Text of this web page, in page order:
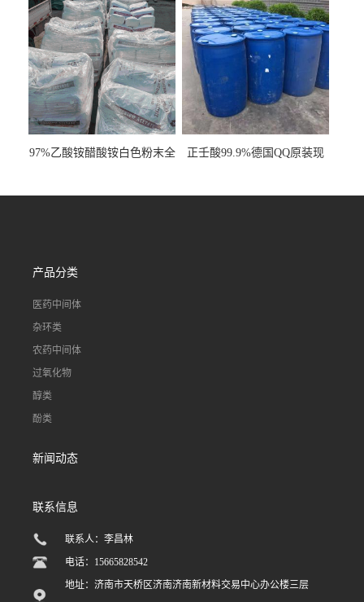
97%乙酸铵醋酸铵白色粉末全
正壬酸99.9%德国QQ原装现
产品分类
医药中间体
杂环类
农药中间体
过氧化物
醇类
酚类
新闻动态
联系信息
联系人：李昌林
电话：15665828542
地址：济南市天桥区济南济南新材料交易中心办公楼三层